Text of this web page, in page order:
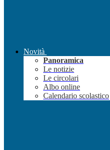
Novità
Panoramica
Le notizie
Le circolari
Albo online
Calendario scolastico